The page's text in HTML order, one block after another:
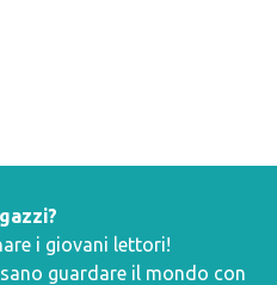
i giovani lettori!
guardare il mondo con